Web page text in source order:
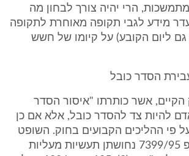
הרי יהיה צורך לבחון מה
מידע לגבי תקופה מאוחרת לתקופה
גם ליום הקובע) על קיומו של חשש
הסדר כובל
4 לחוק הקיים, אשר כותרתו "איסור הסדר
להיות צד להסדר כובל, אלא אם כן
פי ההליכים הקבועים בחוק. השופט
י' קדמי קבע בע"פ 7399/95 נחושתן תעשיות מעליות